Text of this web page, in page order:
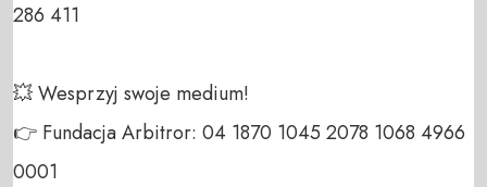
286 411
💥 Wesprzyj swoje medium!
👉 Fundacja Arbitror: 04 1870 1045 2078 1068 4966
0001